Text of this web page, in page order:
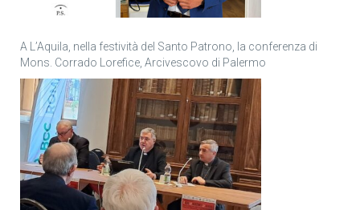
A L’Aquila, nella festività del Santo Patrono, la conferenza di
Mons. Corrado Lorefice, Arcivescovo di Palermo